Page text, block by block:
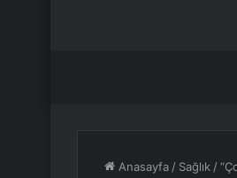
Anasayfa / Sağlık /